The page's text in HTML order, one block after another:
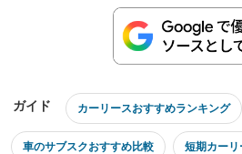
ガイド カーリースおすすめランキング
車のサブスクおすすめ比較 短期カー